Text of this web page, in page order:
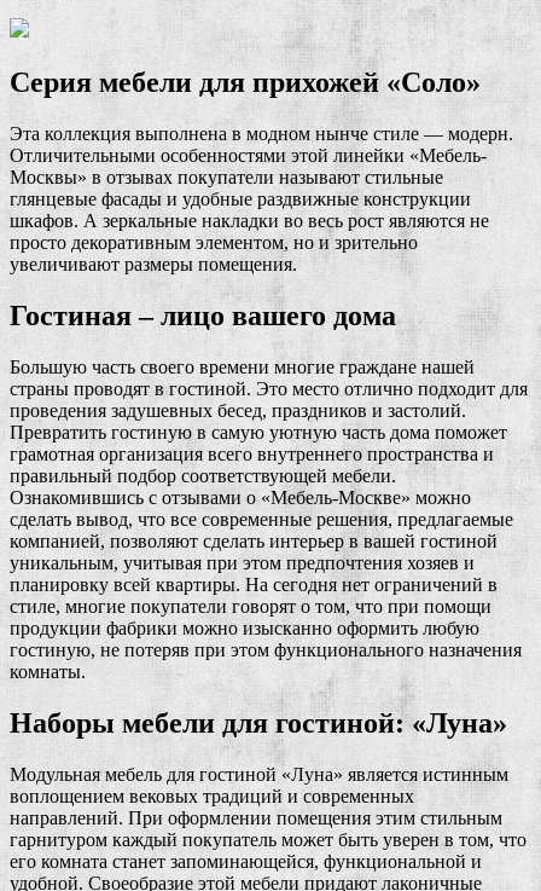
Серия мебели для прихожей «Соло»
Эта коллекция выполнена в модном нынче стиле — модерн.
Отличительными особенностями этой линейки «Мебель-
Москвы» в отзывах покупатели называют стильные
глянцевые фасады и удобные раздвижные конструкции
шкафов. А зеркальные накладки во весь рост являются не
просто декоративным элементом, но и зрительно
увеличивают размеры помещения.
Гостиная – лицо вашего дома
Большую часть своего времени многие граждане нашей
страны проводят в гостиной. Это место отлично подходит для
проведения задушевных бесед, праздников и застолий.
Превратить гостиную в самую уютную часть дома поможет
грамотная организация всего внутреннего пространства и
правильный подбор соответствующей мебели.
Ознакомившись с отзывами о «Мебель-Москве» можно
сделать вывод, что все современные решения, предлагаемые
компанией, позволяют сделать интерьер в вашей гостиной
уникальным, учитывая при этом предпочтения хозяев и
планировку всей квартиры. На сегодня нет ограничений в
стиле, многие покупатели говорят о том, что при помощи
продукции фабрики можно изысканно оформить любую
гостиную, не потеряв при этом функционального назначения
комнаты.
Наборы мебели для гостиной: «Луна»
Модульная мебель для гостиной «Луна» является истинным
воплощением вековых традиций и современных
направлений. При оформлении помещения этим стильным
гарнитуром каждый покупатель может быть уверен в том, что
его комната станет запоминающейся, функциональной и
удобной. Своеобразие этой мебели придают лаконичные